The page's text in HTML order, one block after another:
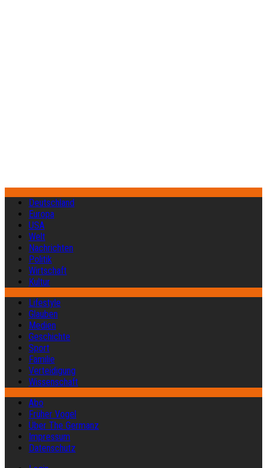
Deutschland
Europa
USA
Welt
Nachrichten
Politik
Wirtschaft
Kultur
Lifestyle
Glauben
Medien
Geschichte
Sport
Familie
Verteidigung
Wissenschaft
Abo
Früher Vogel
Über The Germanz
Impressum
Datenschutz